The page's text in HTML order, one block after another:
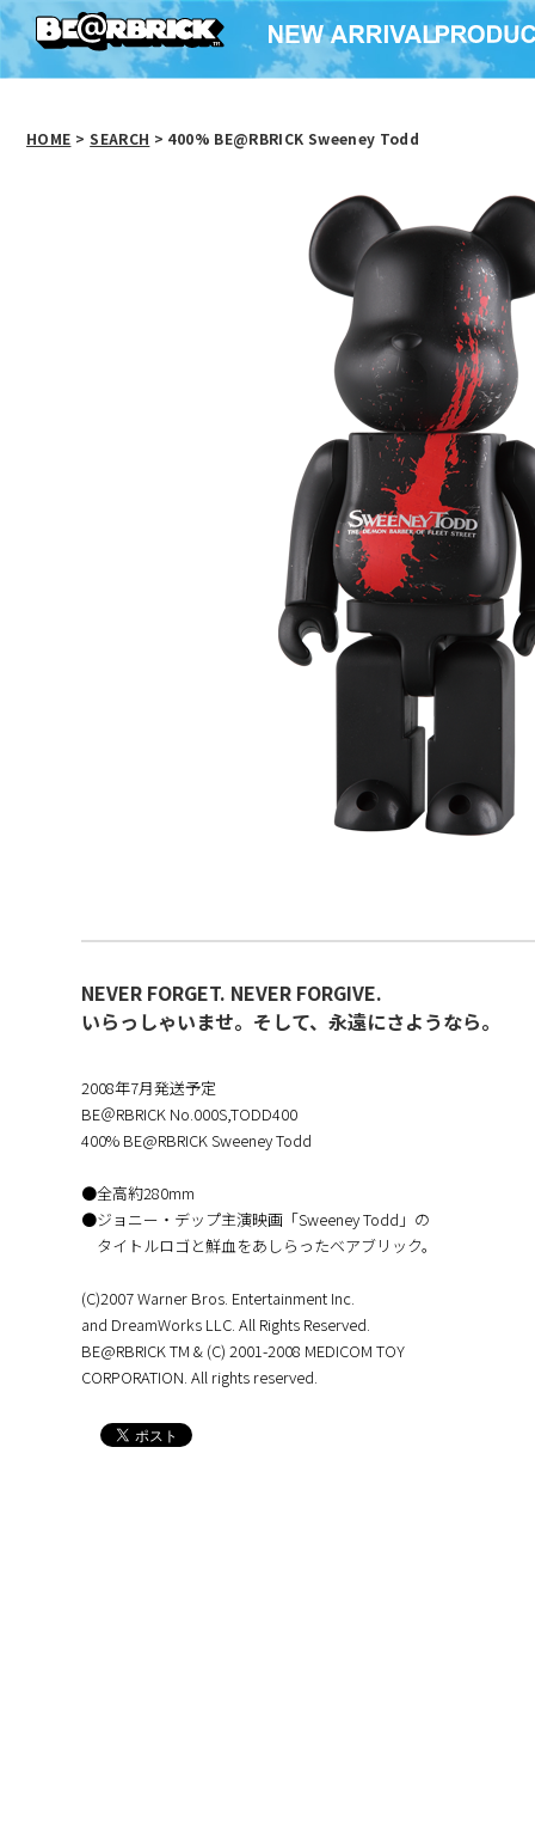
HOME > SEARCH > 400% BE@RBRICK Sweeney Todd
NEVER FORGET. NEVER FORGIVE.
いらっしゃいませ。そして、永遠にさようなら。
2008年7月発送予定
BE＠RBRICK No.000S,TODD400
400% BE@RBRICK Sweeney Todd
●全高約280mm
●ジョニー・デップ主演映画「Sweeney Todd」の
タイトルロゴと鮮血をあしらったベアブリック。
(C)2007 Warner Bros. Entertainment Inc.
and DreamWorks LLC. All Rights Reserved.
BE@RBRICK TM & (C) 2001-2008 MEDICOM TOY
CORPORATION. All rights reserved.